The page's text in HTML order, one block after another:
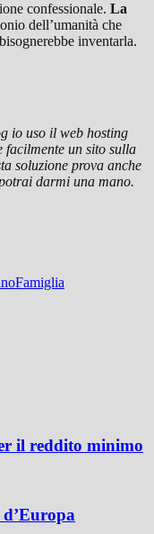
confessionale. La
dell’umanità che
inventarla.
io uso il web hosting
facilmente un sito sulla
soluzione prova anche
darmi una mano.
Famiglia
il reddito minimo